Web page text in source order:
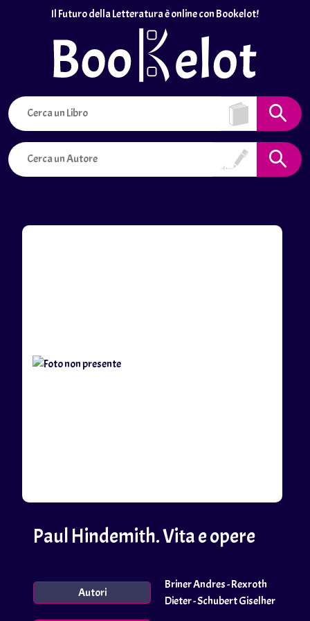
Il Futuro della Letteratura è online con Bookelot!
Paul Hindemith. Vita e opere
Autori
Briner Andres - Rexroth
Dieter - Schubert Giselher